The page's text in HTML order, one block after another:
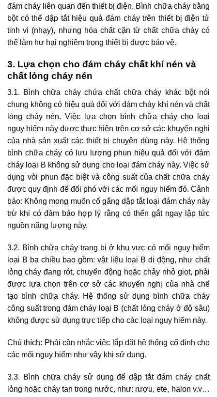
đám cháy liên quan đến thiết bị điện. Bình chữa cháy bằng
bột có thể dập tắt hiệu quả đám cháy trên thiết bị điện tử
tinh vi (nhạy), nhưng hóa chất cặn từ chất chữa cháy có
thể làm hư hại nghiêm trọng thiết bị được bảo vệ.
3. Lựa chọn cho đám cháy chất khí nén và
chất lỏng cháy nén
3.1. Bình chữa cháy chứa chất chữa cháy khác bột nói
chung không có hiệu quả đối với đám cháy khí nén và chất
lỏng cháy nén. Việc lựa chọn bình chữa cháy cho loại
nguy hiểm này được thực hiện trên cơ sở các khuyến nghị
của nhà sản xuất các thiết bị chuyên dùng này. Hệ thống
bình chữa cháy có lưu lượng phun hiệu quả đối với đám
cháy loại B không sử dụng cho loại đám cháy này. Việc sử
dụng vòi phun đặc biệt và công suất của chất chữa cháy
được quy định để đối phó với các mối nguy hiểm đó. Cảnh
báo: Không mong muốn cố gắng dập tắt loại đám cháy này
trừ khi có đảm bảo hợp lý rằng có thển gắt ngay lập tức
nguồn năng lượng này.
3.2. Bình chữa cháy trang bị ở khu vực có mối nguy hiểm
loại B ba chiều bao gồm: vật liệu loại B di động, như chất
lỏng cháy đang rót, chuyển động hoặc chảy nhỏ giọt, phải
được lựa chọn trên cơ sở các khuyến nghị của nhà chế
tạo bình chữa cháy. Hệ thống sử dụng bình chữa cháy
công suất trong đám cháy loại B (chất lỏng cháy ở độ sâu)
không được sử dụng trực tiếp cho các loại nguy hiểm này.
Chú thích: Phải cân nhắc việc lắp đặt hệ thống cố định cho
các mối nguy hiểm như vậy khi sử dụng.
3.3. Bình chữa cháy sử dụng để dập tắt đám cháy chất
lỏng hoặc cháy tan trong nước, như: rượu, ete, halon v.v…